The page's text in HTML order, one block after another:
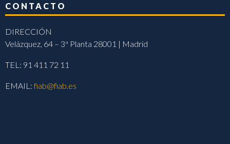
CONTACTO
DIRECCIÓN
Velázquez, 64 – 3ª Planta 28001 | Madrid
TEL: 91 411 72 11
EMAIL:fiab@fiab.es